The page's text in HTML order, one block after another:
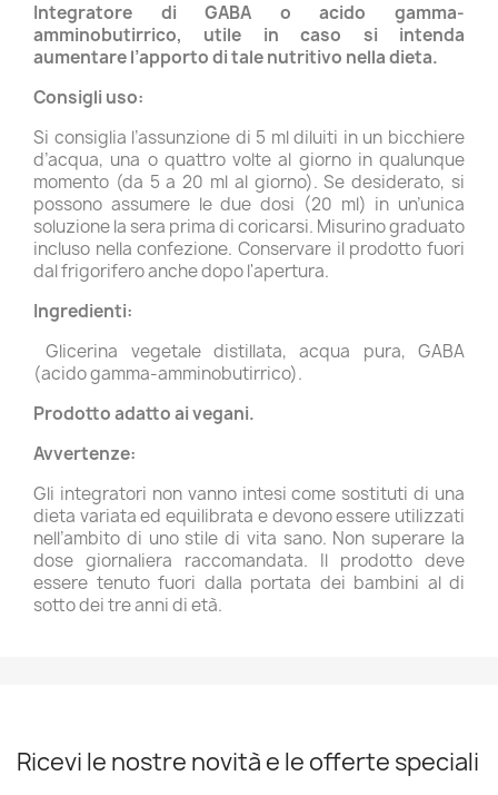
Integratore di GABA o acido gamma-
amminobutirrico, utile in caso si intenda
aumentare l’apporto di tale nutritivo nella dieta.
Consigli uso:
Si consiglia l’assunzione di 5 ml diluiti in un bicchiere
d’acqua, una o quattro volte al giorno in qualunque
momento (da 5 a 20 ml al giorno). Se desiderato, si
possono assumere le due dosi (20 ml) in un’unica
soluzione la sera prima di coricarsi. Misurino graduato
incluso nella confezione. Conservare il prodotto fuori
dal frigorifero anche dopo l'apertura.
Ingredienti:
Glicerina vegetale distillata, acqua pura, GABA
(acido gamma-amminobutirrico).
Prodotto adatto ai vegani.
Avvertenze:
Gli integratori non vanno intesi come sostituti di una
dieta variata ed equilibrata e devono essere utilizzati
nell’ambito di uno stile di vita sano. Non superare la
dose giornaliera raccomandata. Il prodotto deve
essere tenuto fuori dalla portata dei bambini al di
sotto dei tre anni di età.
Ricevi le nostre novità e le offerte speciali